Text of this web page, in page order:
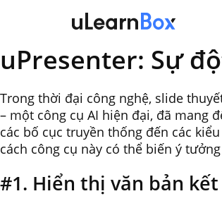
uPresenter: Sự
Trong thời đại công nghệ, slide
– một công cụ AI hiện đại, đã mang
các bố cục truyền thống đến các
cách công cụ này có thể biến ý
#1. Hiển thị văn bản